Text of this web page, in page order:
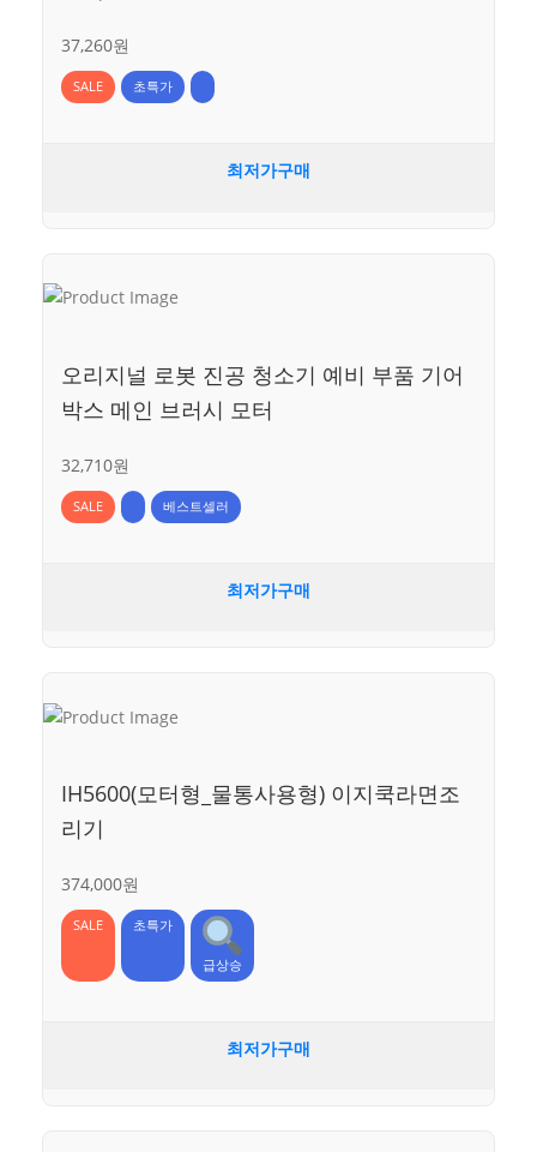
37,260원
SALE 초특가
최저가구매
오리지널 로봇 진공 청소기 예비 부품 기어
박스 메인 브러시 모터
32,710원
SALE 베스트셀러
최저가구매
IH5600(모터형_물통사용형) 이지쿡라면조
리기
374,000원
SALE 초특가
급상승
최저가구매